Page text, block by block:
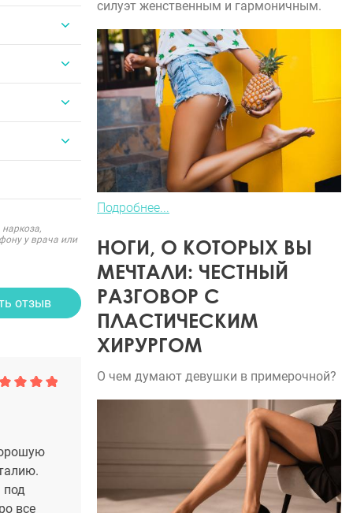
у врача или
отзыв
под
все
силуэт женственным и гармоничным.
Подробнее...
НОГИ, О КОТОРЫХ ВЫ
МЕЧТАЛИ: ЧЕСТНЫЙ
РАЗГОВОР С
ПЛАСТИЧЕСКИМ
ХИРУРГОМ
О чем думают девушки в примерочной?